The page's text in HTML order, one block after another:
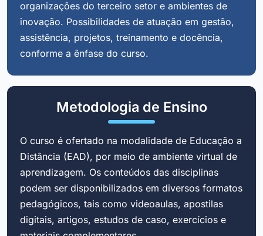
organizações do terceiro setor e ambientes de
inovação. Possibilidades de atuação em gestão,
assistência, projetos, treinamento e docência,
conforme a ênfase do curso.
Metodologia de Ensino
O curso é ofertado na modalidade de Educação a
Distância (EAD), por meio de ambiente virtual de
aprendizagem. Os conteúdos das disciplinas
podem ser disponibilizados em diversos formatos
pedagógicos, tais como videoaulas, apostilas
digitais, artigos, estudos de caso, exercícios e